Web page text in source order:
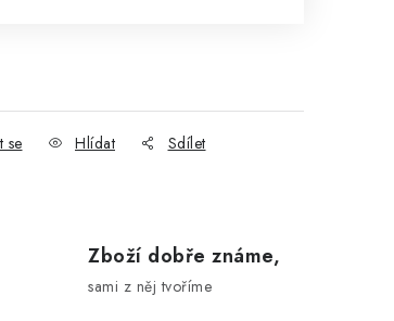
se Hlídat Sdílet
Zboží dobře známe,
sami z něj tvoříme